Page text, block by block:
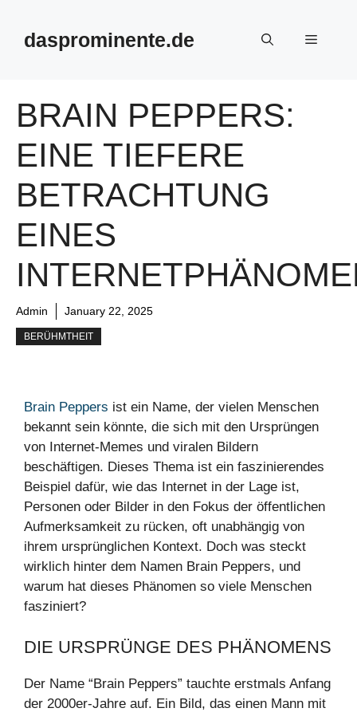
contentdasprominente.de Menu
BRAIN PEPPERS:
EINE TIEFERE
BETRACHTUNG
EINES
Admin January 22, 2025
BERÜHMTHEIT
Brain Peppers ist ein Name, der vielen Menschen
bekannt sein könnte, die sich mit den Ursprüngen
von Internet-Memes und viralen Bildern
beschäftigen. Dieses Thema ist ein faszinierendes
Beispiel dafür, wie das Internet in der Lage ist,
Personen oder Bilder in den Fokus der öffentlichen
Aufmerksamkeit zu rücken, oft unabhängig von
ihrem ursprünglichen Kontext. Doch was steckt
wirklich hinter dem Namen Brain Peppers, und
warum hat dieses Phänomen so viele Menschen
fasziniert?
DIE URSPRÜNGE DES PHÄNOMENS
Der Name “Brain Peppers” tauchte erstmals Anfang
der 2000er-Jahre auf. Ein Bild, das einen Mann mit